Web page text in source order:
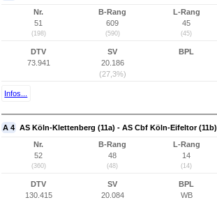
Nr.
51
(198)
B-Rang
609
(590)
L-Rang
45
(45)
DTV
73.941
SV
20.186
(27,3%)
BPL
Infos...
A 4 AS Köln-Klettenberg (11a) - AS Cbf Köln-Eifeltor (11b)
Nr.
52
(360)
B-Rang
48
(48)
L-Rang
14
(14)
DTV
130.415
SV
20.084
BPL
WB